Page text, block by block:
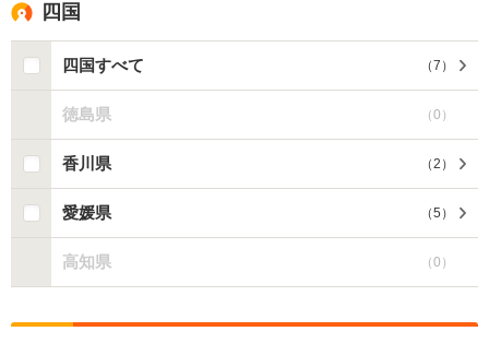
四国
四国すべて （7 ）
徳島県 （0 ）
香川県 （2 ）
愛媛県 （5 ）
高知県 （0 ）